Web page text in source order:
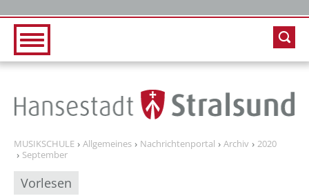
MUSIKSCHULE Allgemeines Nachrichtenportal Archiv
2020
September
Vorlesen